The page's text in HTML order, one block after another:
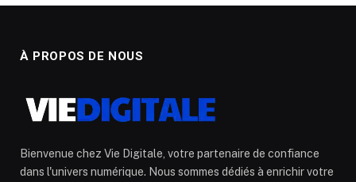
À PROPOS DE NOUS
Bienvenue chez Vie Digitale, votre partenaire de confiance
dans l'univers numérique. Nous sommes dédiés à enrichir votre